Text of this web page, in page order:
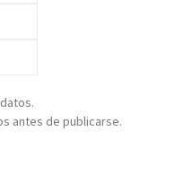
antes de publicarse.